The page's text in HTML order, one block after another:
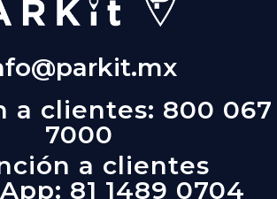
a clientes: 800 067
7000
a clientes
81 1489 0704